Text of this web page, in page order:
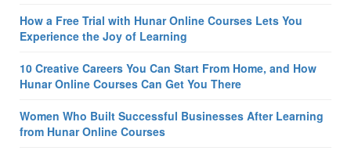
How a Free Trial with Hunar Online Courses Lets You
Experience the Joy of Learning
10 Creative Careers You Can Start From Home, and How
Hunar Online Courses Can Get You There
Women Who Built Successful Businesses After Learning
from Hunar Online Courses